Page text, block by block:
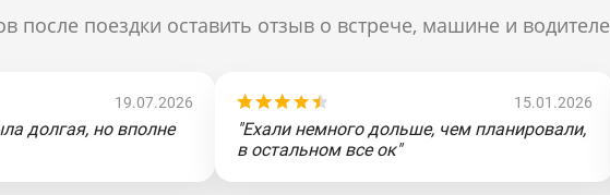
после поездки оставить отзыв о встрече, машине и водителе
19.07.2026
долгая, но вполне
15.01.2026
"Ехали немного дольше, чем планировали,
в остальном все ок"